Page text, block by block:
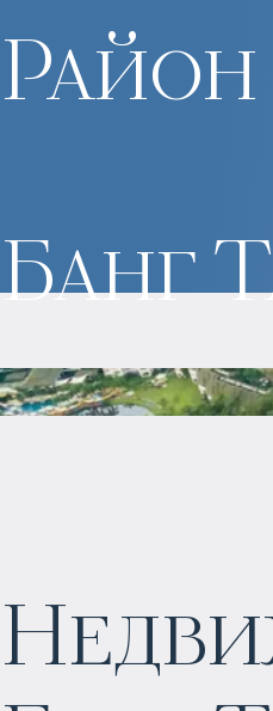
Район
Банг
$ 2 045 714
Прогнозируемый доход